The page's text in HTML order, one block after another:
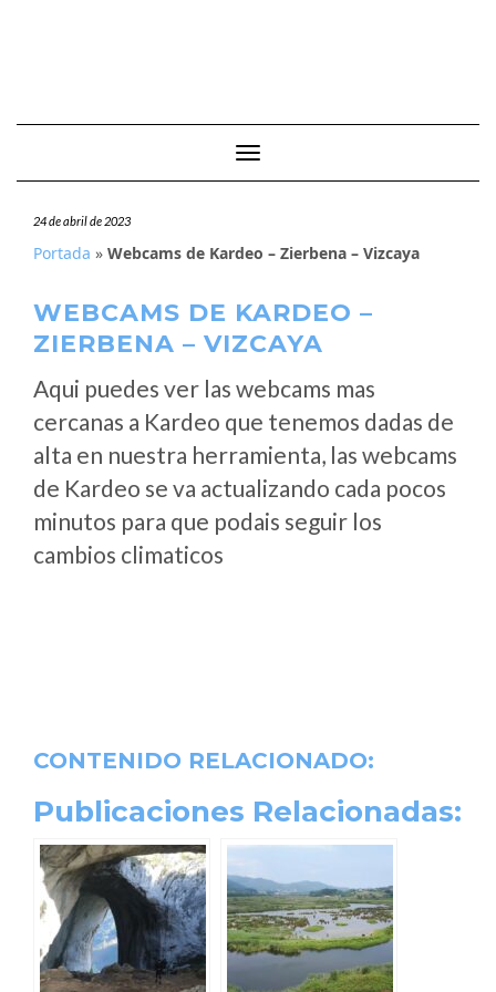
Cambiar modo de navegación
24 de abril de 2023
Portada » Webcams de Kardeo – Zierbena – Vizcaya
WEBCAMS DE KARDEO –
ZIERBENA – VIZCAYA
Aqui puedes ver las webcams mas
cercanas a Kardeo que tenemos dadas de
alta en nuestra herramienta, las webcams
de Kardeo se va actualizando cada pocos
minutos para que podais seguir los
cambios climaticos
CONTENIDO RELACIONADO:
Publicaciones Relacionadas: